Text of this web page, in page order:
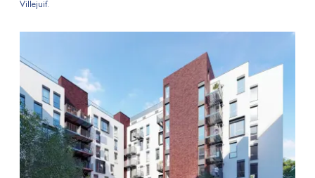
Villejuif.